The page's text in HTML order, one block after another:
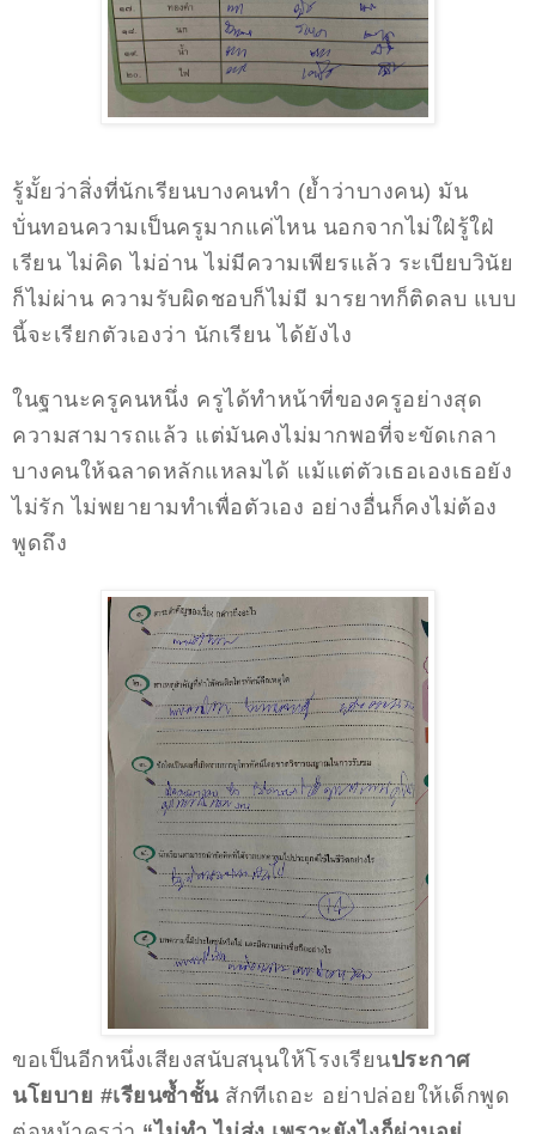
รู้มั้ยว่าสิ่งที่นักเรียนบางคนทำ (ย้ำว่าบางคน) มัน
บั่นทอนความเป็นครูมากแค่ไหน นอกจากไม่ใฝ่รู้ใฝ่
เรียน ไม่คิด ไม่อ่าน ไม่มีความเพียรแล้ว ระเบียบวินัย
ก็ไม่ผ่าน ความรับผิดชอบก็ไม่มี มารยาทก็ติดลบ แบบ
นี้จะเรียกตัวเองว่า นักเรียน ได้ยังไง
ในฐานะครูคนหนึ่ง ครูได้ทำหน้าที่ของครูอย่างสุด
ความสามารถแล้ว แต่มันคงไม่มากพอที่จะขัดเกลา
บางคนให้ฉลาดหลักแหลมได้ แม้แต่ตัวเธอเองเธอยัง
ไม่รัก ไม่พยายามทำเพื่อตัวเอง อย่างอื่นก็คงไม่ต้อง
พูดถึง
ขอเป็นอีกหนึ่งเสียงสนับสนุนให้โรงเรียนประกาศ
นโยบาย #เรียนซ้ำชั้นสักทีเถอะ อย่าปล่อยให้เด็กพูด